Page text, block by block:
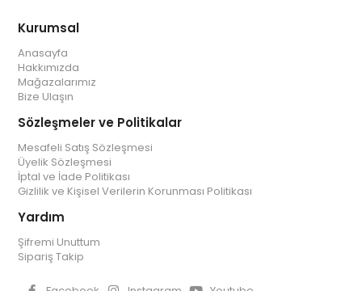
Kurumsal
Anasayfa
Hakkımızda
Mağazalarımız
Bize Ulaşın
Sözleşmeler ve Politikalar
Mesafeli Satış Sözleşmesi
Üyelik Sözleşmesi
İptal ve İade Politikası
Gizlilik ve Kişisel Verilerin Korunması Politikası
Yardım
Şifremi Unuttum
Sipariş Takip